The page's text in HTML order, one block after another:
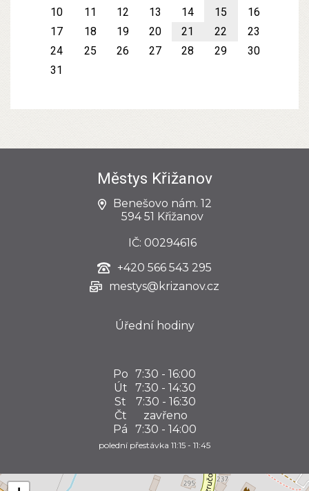
10
11 12 13 14 15
16
17
18 19 20 21 22
23
24
25 26 27 28 29
30
31
Městys Křižanov
Benešovo nám. 12
594 51 Křižanov
IČ: 00294616
+420 566 543 295
mestys@krizanov.cz
Úřední hodiny
Po 7:30 - 16:00
Út
7:30 - 14:30
St
7:30 - 16:30
Čt
zavřeno
Pá
7:30 - 14:00
polední přestávka 11:15 - 11:45